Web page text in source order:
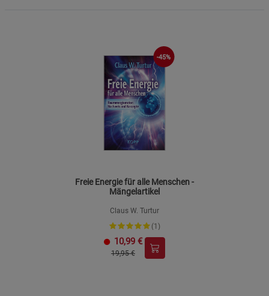
-45%
Freie Energie für alle Menschen -
Mängelartikel
Claus W. Turtur
(1)
10,99 €
19,95 €